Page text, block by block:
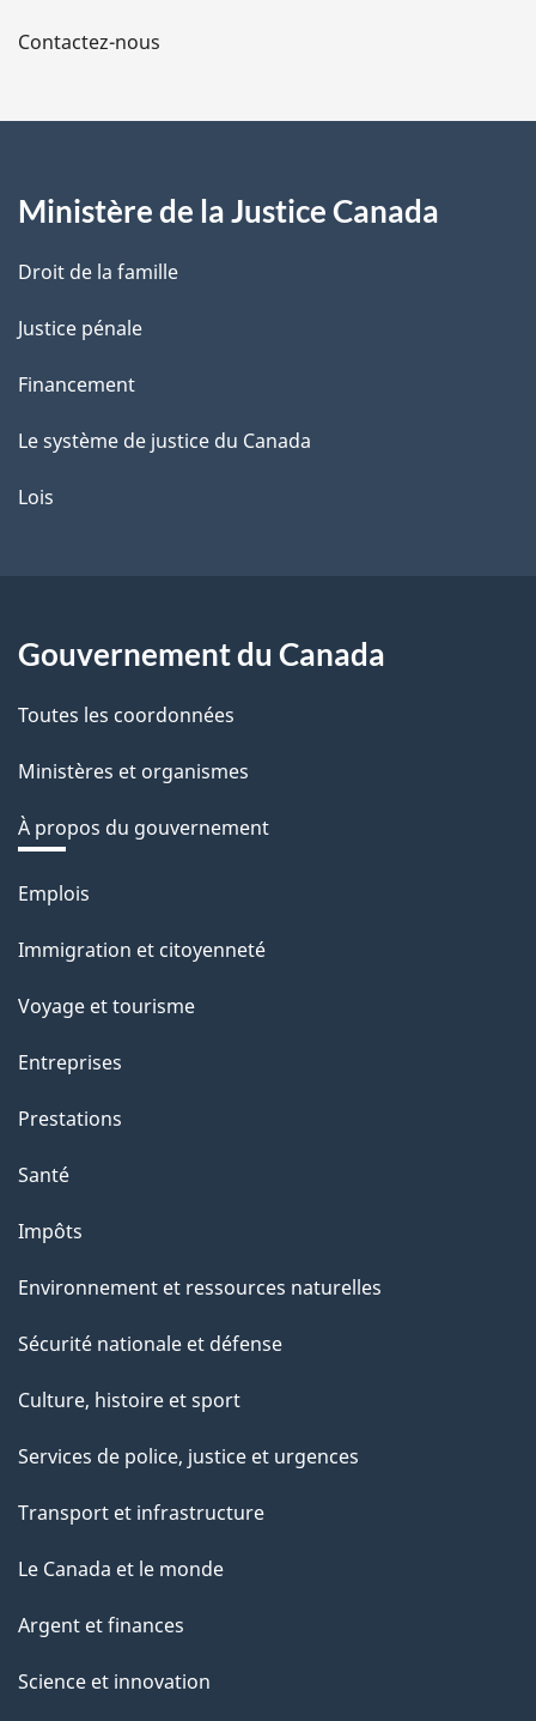
a
e
Contactez-nous
Ministère de la Justice Canada
Droit de la famille
Justice pénale
Financement
Le système de justice du Canada
Lois
Gouvernement du Canada
Toutes les coordonnées
Ministères et organismes
À propos du gouvernement
Thèmes
sujets
Emplois
Immigration et citoyenneté
Voyage et tourisme
Entreprises
Prestations
Santé
Impôts
Environnement et ressources naturelles
Sécurité nationale et défense
Culture, histoire et sport
Services de police, justice et urgences
Transport et infrastructure
Le Canada et le monde
Argent et finances
Science et innovation